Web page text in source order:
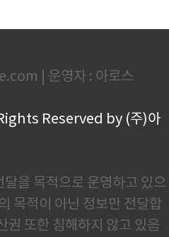
| 운영자 : 아로스
Reserved by (주)아
을 목적으로 운영하고 있으
목적이 아닌 정보만 전달합
권 또한 침해하지 않고 있음